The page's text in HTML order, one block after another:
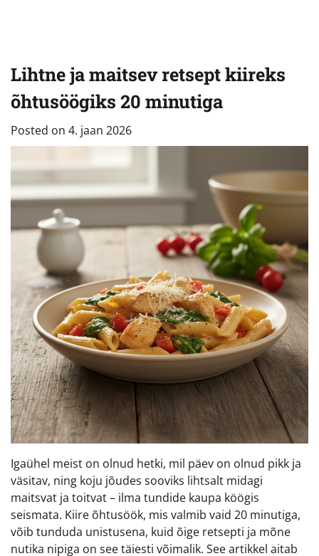
Lihtne ja maitsev retsept kiireks
õhtusöögiks 20 minutiga
Posted on 4. jaan 2026
Igaühel meist on olnud hetki, mil päev on olnud pikk ja
väsitav, ning koju jõudes sooviks lihtsalt midagi
maitsvat ja toitvat – ilma tundide kaupa köögis
seismata. Kiire õhtusöök, mis valmib vaid 20 minutiga,
võib tunduda unistusena, kuid õige retsepti ja mõne
nutika nipiga on see täiesti võimalik. See artikkel aitab